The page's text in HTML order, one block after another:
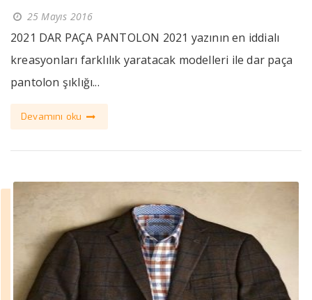
25 Mayıs 2016
2021 DAR PAÇA PANTOLON 2021 yazının en iddialı
kreasyonları farklılık yaratacak modelleri ile dar paça
pantolon şıklığı...
Devamını oku